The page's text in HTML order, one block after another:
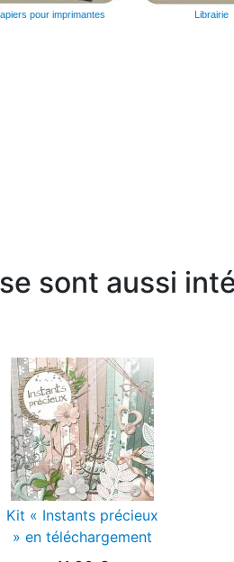
pour imprimantes Librairie
sont aussi
Kit « Instants précieux
» en téléchargement